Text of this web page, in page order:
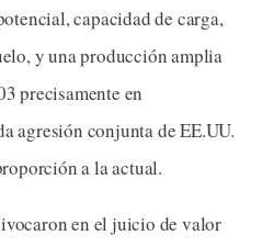
capacidad de carga,
y una producción amplia
precisamente en
agresión conjunta de EE.UU.
a la actual.
en el juicio de valor